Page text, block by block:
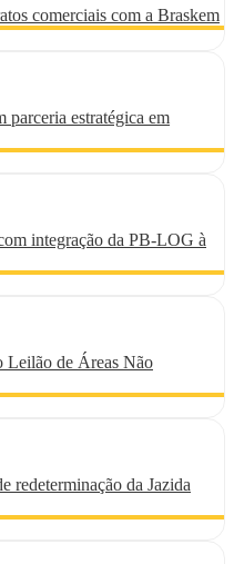
comerciais com a Braskem
parceria estratégica em
integração da PB-LOG à
Leilão de Áreas Não
redeterminação da Jazida